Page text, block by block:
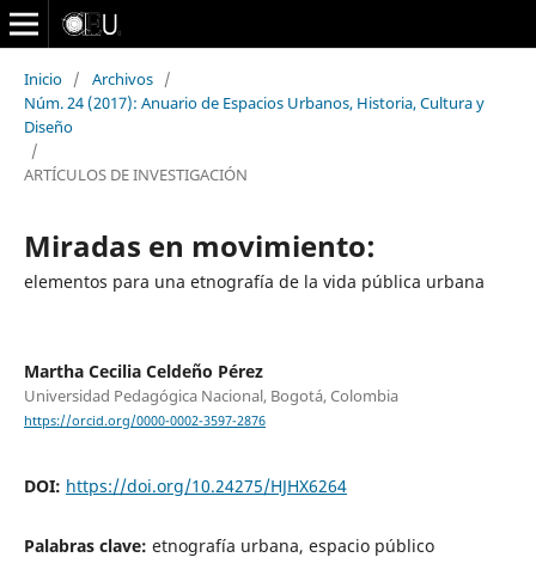
Inicio / Archivos /
Núm. 24 (2017): Anuario de Espacios Urbanos, Historia, Cultura y
Diseño
/
ARTÍCULOS DE INVESTIGACIÓN
Miradas en movimiento:
elementos para una etnografía de la vida pública urbana
Martha Cecilia Celdeño Pérez
Universidad Pedagógica Nacional, Bogotá, Colombia
https://orcid.org/0000-0002-3597-2876
DOI: https://doi.org/10.24275/HJHX6264
Palabras clave: etnografía urbana, espacio público